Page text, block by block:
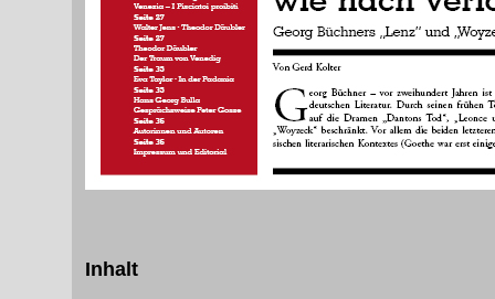
Inhalt